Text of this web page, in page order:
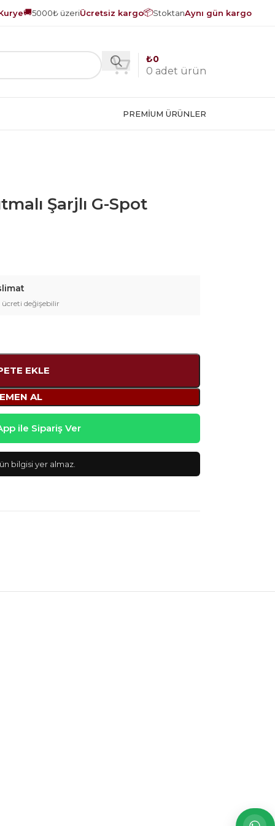
🚚5000₺ üzeriÜcretsiz kargo📦StoktanAynı gün kargo
0 adet ürün
₺0
PREMIUM ÜRÜNLER
Şarjlı G-Spot
ücreti değişebilir
EKLE
AL
ile Sipariş Ver
bilgisi yer almaz.